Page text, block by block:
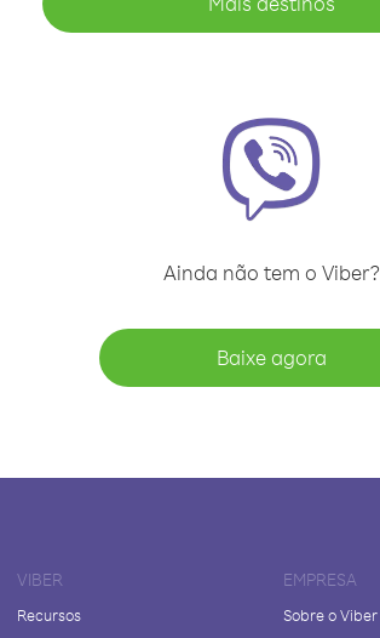
Ainda não tem o Viber?
Baixe agora
VIBER
Recursos
EMPRESA
Sobre o Viber